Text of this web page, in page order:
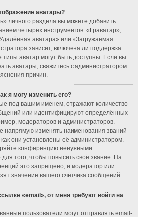
аватары?
личного раздела вы можете добавить
четырёх инструментов: «Граватар»,
аватара» или «Загружаемая
зависит, включена ли поддержка
типы аватар могут быть доступны. Если вы
аватары, свяжитесь с администратором
причин.
я могу изменить его?
под вашим именем, отражают количество
или идентифицируют определённых
модераторов и администраторов.
напрямую изменять наименования званий
они установлены её администратором.
конференцию ненужными
того, чтобы повысить своё звание. На
это запрещено, и модератор или
значение вашего счётчика сообщений.
«email», от меня требуют войти на
пользователи могут отправлять email-